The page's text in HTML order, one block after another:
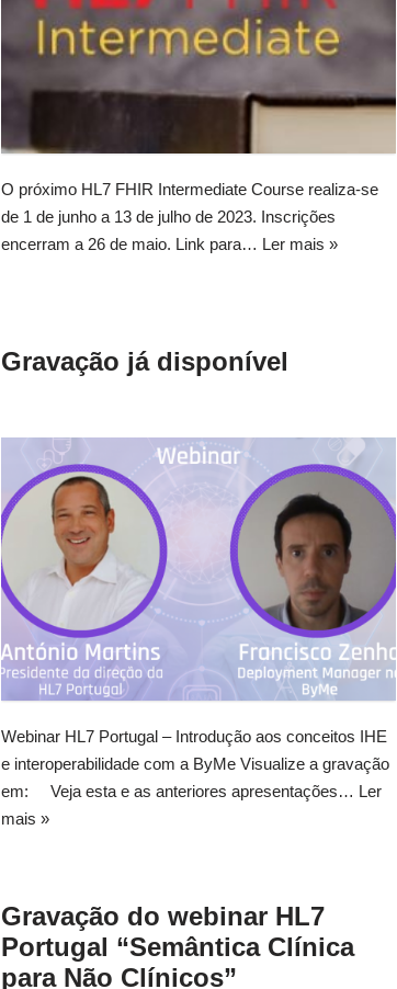
O próximo HL7 FHIR Intermediate Course realiza-se
de 1 de junho a 13 de julho de 2023. Inscrições
encerram a 26 de maio. Link para… Ler mais »
Gravação já disponível
Webinar HL7 Portugal – Introdução aos conceitos IHE
e interoperabilidade com a ByMe Visualize a gravação
em: Veja esta e as anteriores apresentações… Ler
mais »
Gravação do webinar HL7
Portugal “Semântica Clínica
para Não Clínicos”